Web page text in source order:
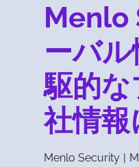
Menlo
ーバ
駆的
社情報
Menlo Security |